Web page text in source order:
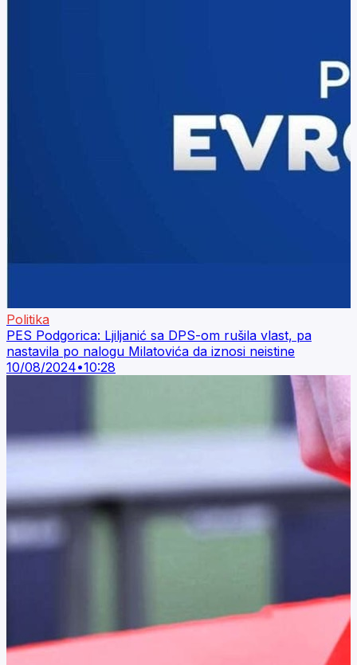
Politika
PES Podgorica: Ljiljanić sa DPS-om rušila vlast, pa
nastavila po nalogu Milatovića da iznosi neistine
10/08/2024•10:28